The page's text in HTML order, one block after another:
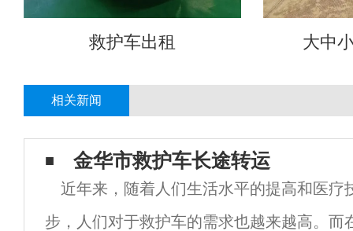
救护车出租 大中
相关新闻
金华市救护车长途转运
近年来，随着人们生活水平的提高和医疗
步，人们对于救护车的需求也越来越高。而